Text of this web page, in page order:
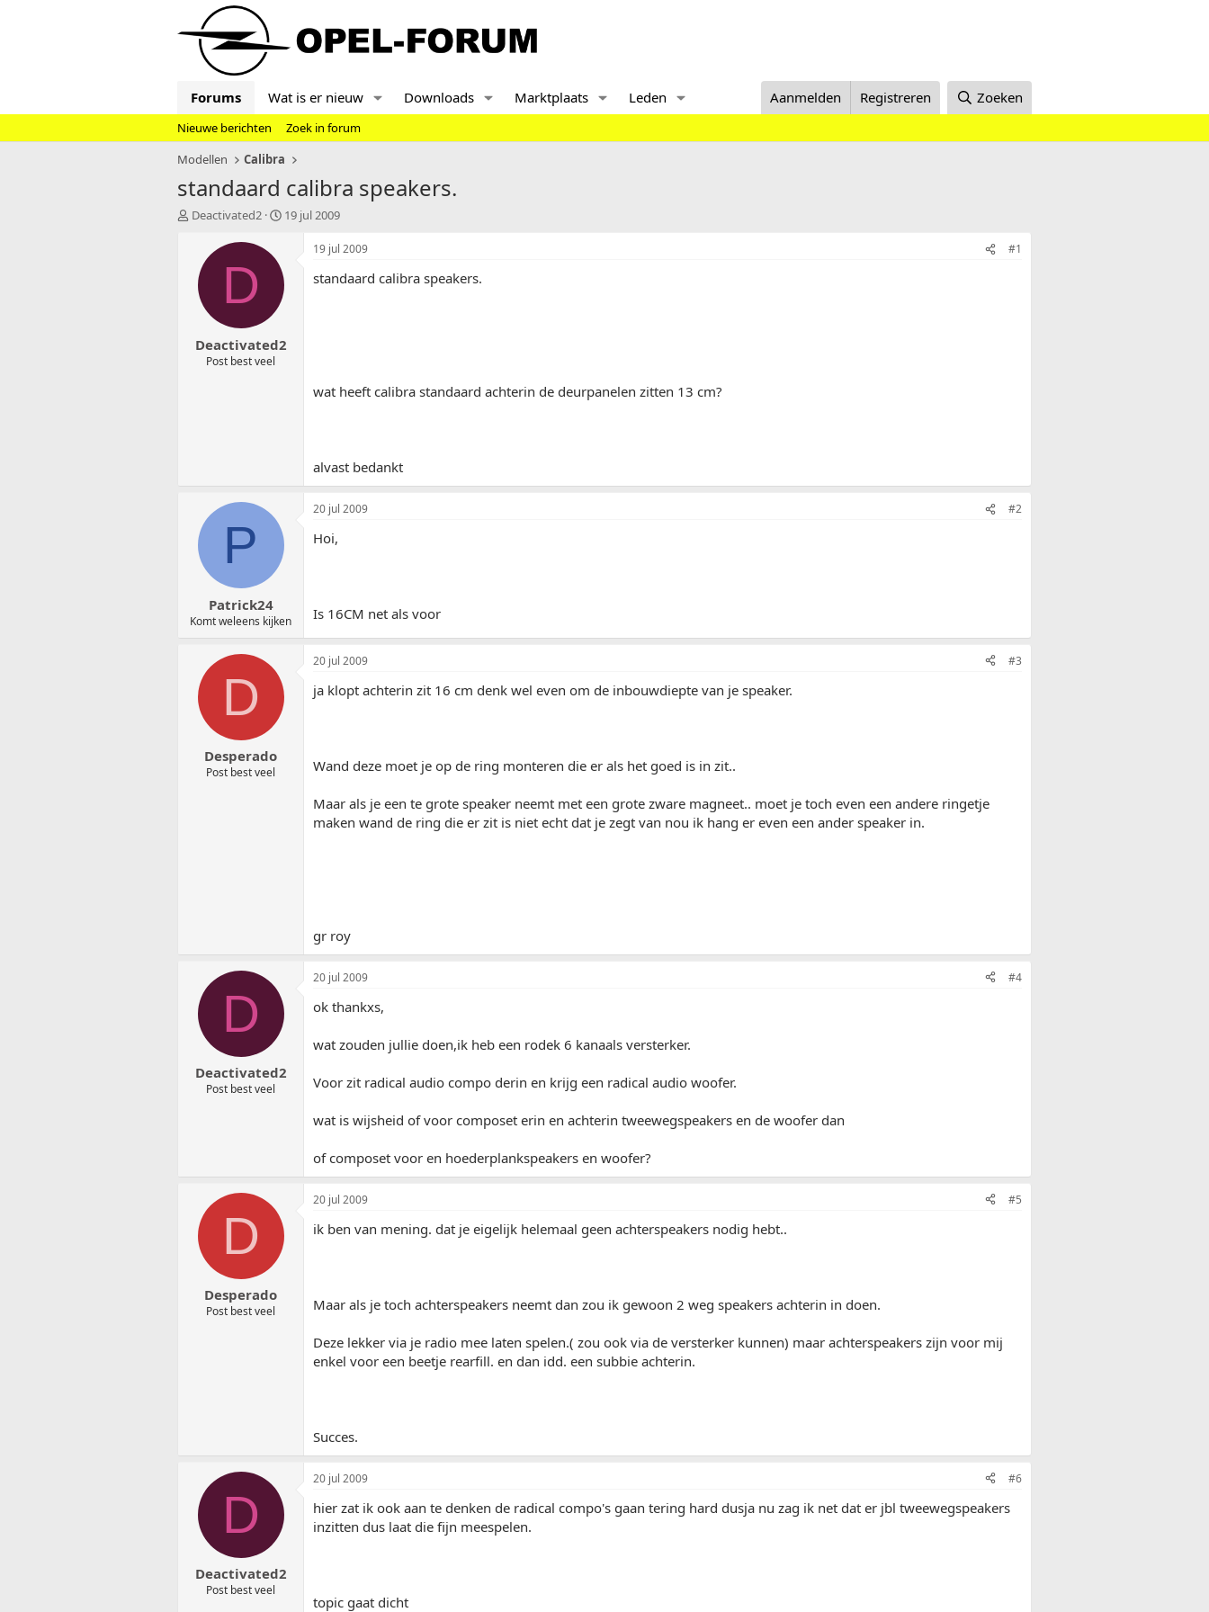
Forums Wat is er nieuw Downloads Marktplaats Leden Aanmelden Registreren Zoeken
Nieuwe berichten
Zoek in forum
Modellen
Calibra
standaard calibra speakers.
T
Deactivated2
S
t
d
u
19 jul 2009
D
Deactivated2
Post best veel
19 jul 2009 #1
standaard calibra speakers.
wat heeft calibra standaard achterin de deurpanelen zitten 13 cm?
alvast bedankt
P
Patrick24
Komt weleens kijken
20 jul 2009 #2
Hoi,
Is 16CM net als voor
D
Desperado
Post best veel
20 jul 2009 #3
ja klopt achterin zit 16 cm denk wel even om de inbouwdiepte van je speaker.
Wand deze moet je op de ring monteren die er als het goed is in zit..
Maar als je een te grote speaker neemt met een grote zware magneet.. moet je toch even een andere ringetje
maken wand de ring die er zit is niet echt dat je zegt van nou ik hang er even een ander speaker in.
gr roy
D
Deactivated2
Post best veel
20 jul 2009 #4
ok thankxs,
wat zouden jullie doen,ik heb een rodek 6 kanaals versterker.
Voor zit radical audio compo derin en krijg een radical audio woofer.
wat is wijsheid of voor composet erin en achterin tweewegspeakers en de woofer dan
of composet voor en hoederplankspeakers en woofer?
D
Desperado
Post best veel
20 jul 2009 #5
ik ben van mening. dat je eigelijk helemaal geen achterspeakers nodig hebt..
Maar als je toch achterspeakers neemt dan zou ik gewoon 2 weg speakers achterin in doen.
Deze lekker via je radio mee laten spelen.( zou ook via de versterker kunnen) maar achterspeakers zijn voor mij
enkel voor een beetje rearfill. en dan idd. een subbie achterin.
Succes.
D
Deactivated2
Post best veel
20 jul 2009 #6
hier zat ik ook aan te denken de radical compo's gaan tering hard dusja nu zag ik net dat er jbl tweewegspeakers
inzitten dus laat die fijn meespelen.
topic gaat dicht